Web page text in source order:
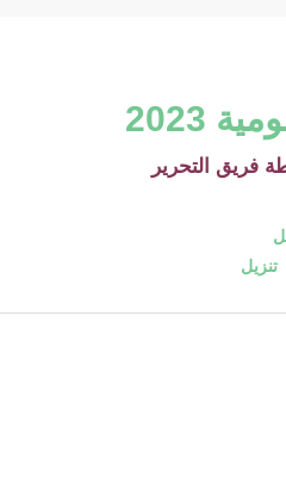
2023
فريق التحرير
تنزيل